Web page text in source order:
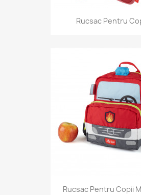
Rucsac Pentru
Rucsac Pentru Copii